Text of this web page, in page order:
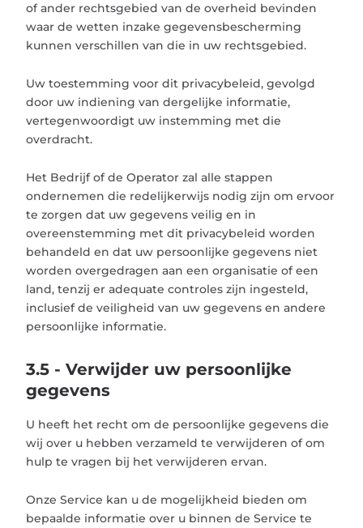
of ander rechtsgebied van de overheid bevinden
waar de wetten inzake gegevensbescherming
kunnen verschillen van die in uw rechtsgebied.
Uw toestemming voor dit privacybeleid, gevolgd
door uw indiening van dergelijke informatie,
vertegenwoordigt uw instemming met die
overdracht.
Het Bedrijf of de Operator zal alle stappen
ondernemen die redelijkerwijs nodig zijn om ervoor
te zorgen dat uw gegevens veilig en in
overeenstemming met dit privacybeleid worden
behandeld en dat uw persoonlijke gegevens niet
worden overgedragen aan een organisatie of een
land, tenzij er adequate controles zijn ingesteld,
inclusief de veiligheid van uw gegevens en andere
persoonlijke informatie.
3.5 - Verwijder uw persoonlijke
gegevens
U heeft het recht om de persoonlijke gegevens die
wij over u hebben verzameld te verwijderen of om
hulp te vragen bij het verwijderen ervan.
Onze Service kan u de mogelijkheid bieden om
bepaalde informatie over u binnen de Service te